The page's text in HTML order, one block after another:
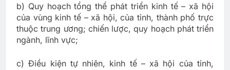
b) Quy hoạch tổng thể phát triển kinh tế – xã hội
của vùng kinh tế – xã hội, của tỉnh, thành phố trực
thuộc trung ương; chiến lược, quy hoạch phát triển
ngành, lĩnh vực;
c) Điều kiện tự nhiên, kinh tế – xã hội của tỉnh,